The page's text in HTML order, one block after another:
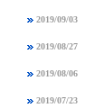
2019/09/03
2019/08/27
2019/08/06
2019/07/23